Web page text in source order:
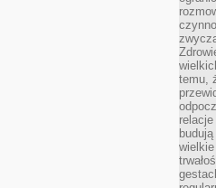
temu,